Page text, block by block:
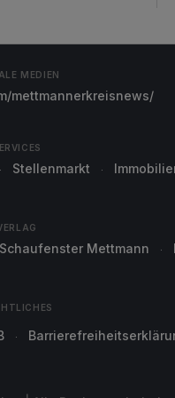
MEDIEN
mettmannerkreisnews/
Stellenmarkt
Schaufenster Mettmann